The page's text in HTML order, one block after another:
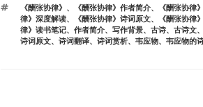
标
签
《酬张协律》 、 《酬张协律》作者简介、 《酬张协律
律》深度解读、 《酬张协律》诗词原文、 《酬张协律
律》读书笔记、 作者简介、 写作背景、 古诗、 古诗文、
诗词原文、 诗词翻译、 诗词赏析、 韦应物、 韦应物的